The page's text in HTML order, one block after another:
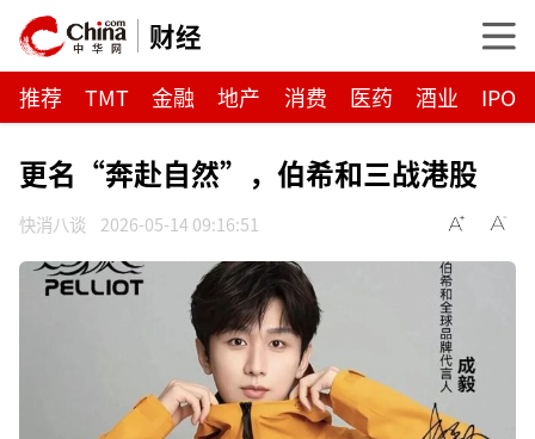
财经
推荐 TMT 金融 地产 消费 医药 酒业 IPO
更名“奔赴自然”，伯希和三战港股
快消八谈 2026-05-14 09:16:51